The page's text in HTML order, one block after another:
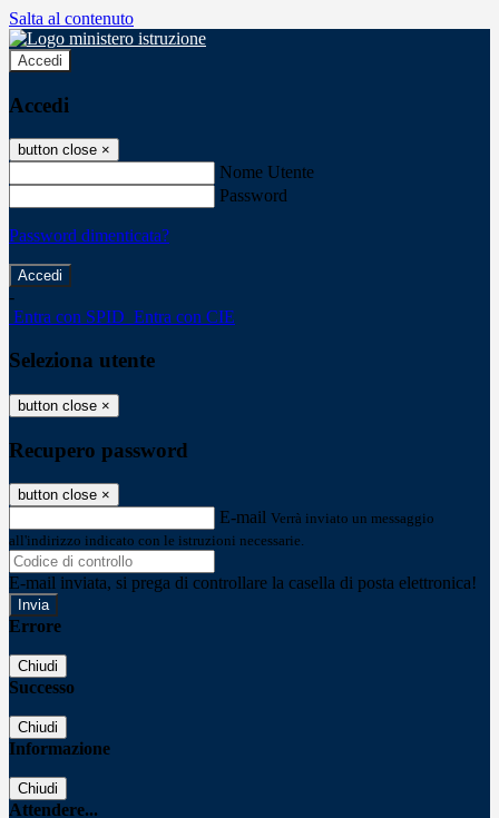
Salta al contenuto
Accedi
Accedi
button close ×
Nome Utente
Password
Password dimenticata?
-
Entra con SPID Entra con CIE
Seleziona utente
button close ×
Recupero password
button close ×
E-mail Verrà inviato un messaggio
all'indirizzo indicato con le istruzioni necessarie.
E-mail inviata, si prega di controllare la casella di posta elettronica!
Errore
Chiudi
Successo
Chiudi
Informazione
Chiudi
Attendere...